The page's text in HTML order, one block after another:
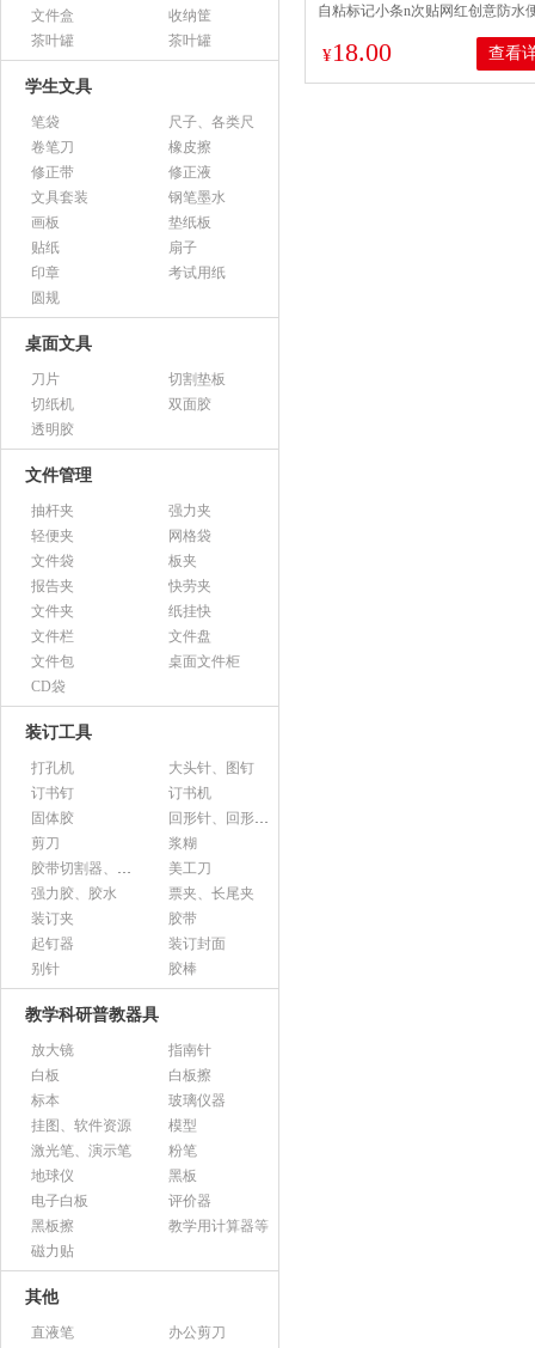
文件盒
收纳筐
茶叶罐
茶叶罐
学生文具
笔袋
尺子、各类尺
卷笔刀
橡皮擦
修正带
修正液
文具套装
钢笔墨水
画板
垫纸板
贴纸
扇子
印章
考试用纸
圆规
桌面文具
刀片
切割垫板
切纸机
双面胶
透明胶
文件管理
抽杆夹
强力夹
轻便夹
网格袋
文件袋
板夹
报告夹
快劳夹
文件夹
纸挂快
文件栏
文件盘
文件包
桌面文件柜
CD袋
装订工具
打孔机
大头针、图钉
订书钉
订书机
固体胶
回形针、回形针盒
剪刀
浆糊
胶带切割器、胶带座、封箱器
美工刀
强力胶、胶水
票夹、长尾夹
装订夹
胶带
起钉器
装订封面
别针
胶棒
教学科研普教器具
放大镜
指南针
白板
白板擦
标本
玻璃仪器
挂图、软件资源
模型
激光笔、演示笔
粉笔
地球仪
黑板
电子白板
评价器
黑板擦
教学用计算器等
磁力贴
其他
直液笔
办公剪刀
自粘标记小条n次贴网红创意防水
¥18.00 查看